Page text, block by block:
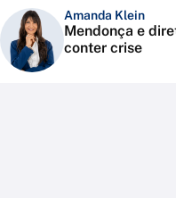
Amanda Klein
Mendonça e
conter crise